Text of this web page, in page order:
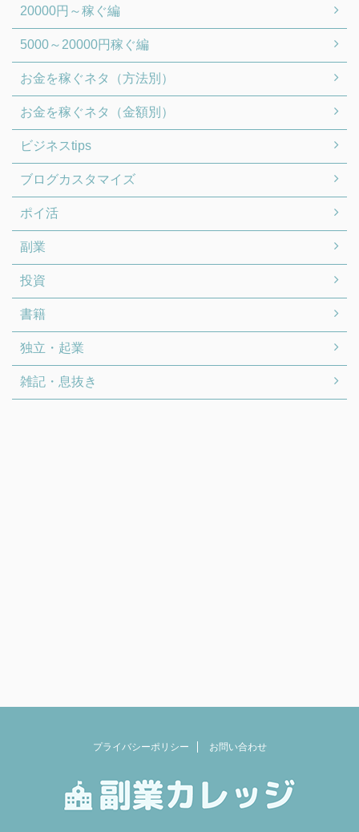
20000円～稼ぐ編
5000～20000円稼ぐ編
お金を稼ぐネタ（方法別）
お金を稼ぐネタ（金額別）
ビジネスtips
ブログカスタマイズ
ポイ活
副業
投資
書籍
独立・起業
雑記・息抜き
プライバシーポリシー お問い合わせ